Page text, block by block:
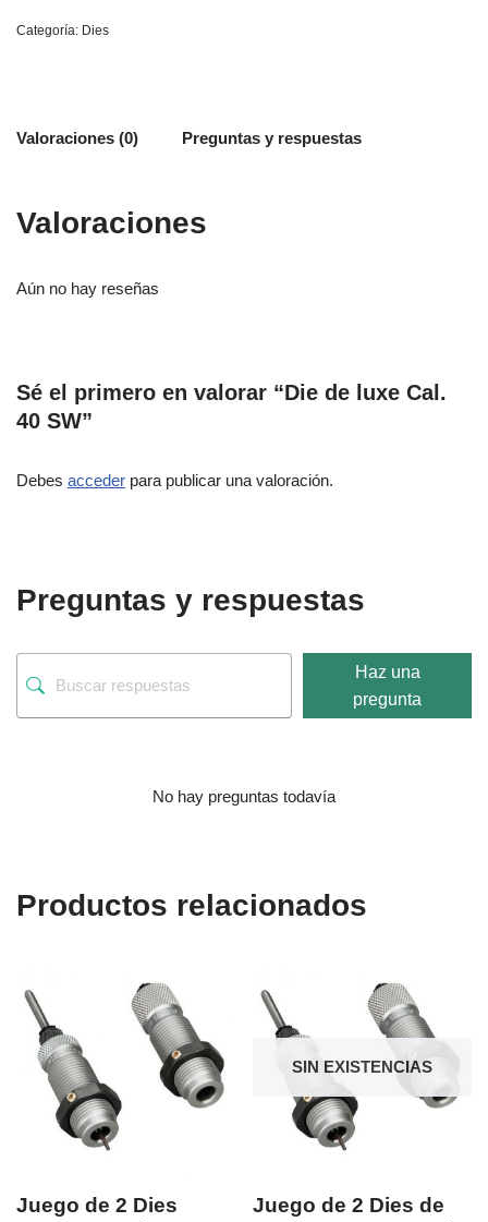
Categoría: Dies
Valoraciones (0) Preguntas y respuestas
Valoraciones
Aún no hay reseñas
Sé el primero en valorar “Die de luxe Cal.
40 SW”
Debes acceder para publicar una valoración.
Preguntas y respuestas
Haz una
pregunta
No hay preguntas todavía
Productos relacionados
Juego de 2 Dies
SIN EXISTENCIAS
Juego de 2 Dies de